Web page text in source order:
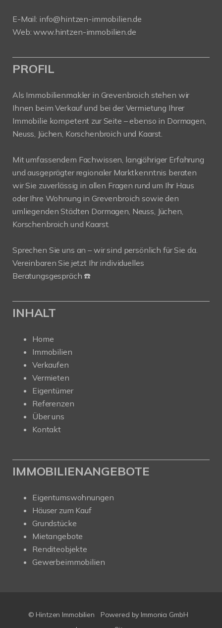
E-Mail: info@hintzen-immobilien.de
Web:www.hintzen-immobilien.de
PROFIL
Als Immobilienmakler in Grevenbroich stehen wir
Ihnen beim Verkauf und bei der Vermietung Ihrer
Immobilie kompetent zur Seite – ebenso in Dormagen,
Neuss, Jüchen, Korschenbroich und Kaarst.
Mit umfassendem Fachwissen, langjähriger Erfahrung
und ausgeprägter regionaler Marktkenntnis beraten
wir Sie zuverlässig in allen Fragen rund um Ihr Haus
oder Ihre Wohnung in Grevenbroich sowie den
umliegenden Städten Dormagen, Neuss, Jüchen,
Korschenbroich und Kaarst.
Sprechen Sie uns an – wir sind persönlich für Sie da.
Vereinbaren Sie jetzt Ihr individuelles
Beratungsgespräch ☎️
INHALT
Home
Immobilien
Verkaufen
Vermieten
Eigentümer
Referenzen
Über uns
Kontakt
IMMOBILIENANGEBOTE
Eigentumswohnungen
Häuser zum Kauf
Grundstücke
Mietangebote
Renditeobjekte
Gewerbeimmobilien
© Hintzen Immobilien
Powered by Immonia GmbH